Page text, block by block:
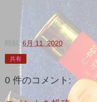
時刻:6月 11, 2020
共有
0 件のコメント: